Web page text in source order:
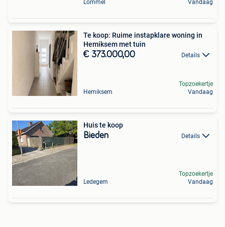
Lommel
Vandaag
Te koop: Ruime instapklare woning in
Hemiksem met tuin
€ 373.000,00 Details
Hemiksem
Topzoekertje
Vandaag
Huis te koop
Bieden Details
Ledegem
Topzoekertje
Vandaag